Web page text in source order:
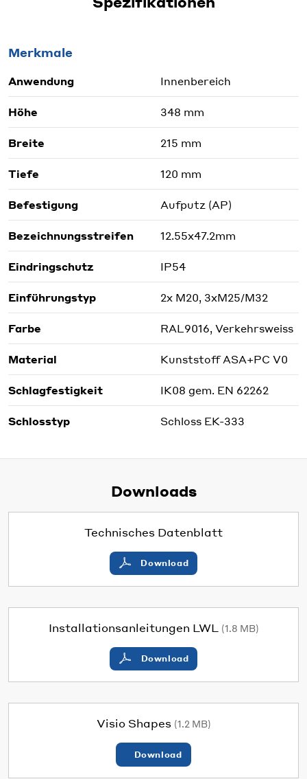
Merkmale
Anwendung Innenbereich
Höhe 348 mm
Breite 215 mm
Tiefe 120 mm
Befestigung Aufputz (AP)
Bezeichnungsstreifen 12.55x47.2mm
Eindringschutz IP54
Einführungstyp 2x M20, 3xM25/M32
Farbe RAL9016, Verkehrsweiss
Material Kunststoff ASA+PC V0
Schlagfestigkeit IK08 gem. EN 62262
Schlosstyp Schloss EK-333
Downloads
Technisches Datenblatt
Download
Installationsanleitungen LWL (1.8 MB)
Download
Visio Shapes (1.2 MB)
Download